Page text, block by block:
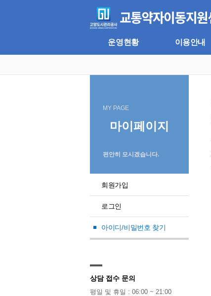
뉴
바
기
바
로
운영현황 이용안내
마이페이지
MY PAGE
편안히 모시겠습니다.
회원가입
로그인
아이디/비밀번호 찾기
상담 접수 문의
평일 및 휴일 : 06:00 ~ 21:00